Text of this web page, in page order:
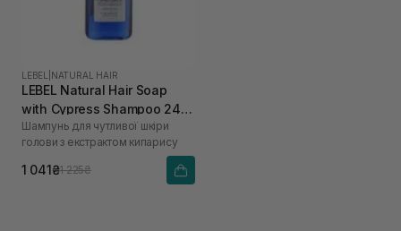
LEBEL NATURAL HAIR
LEBEL Natural Hair Soap
with Cypress Shampoo 240
мл
Шампунь для чутливої шкіри
голови з екстрактом кипарису
1 041₴1 225₴